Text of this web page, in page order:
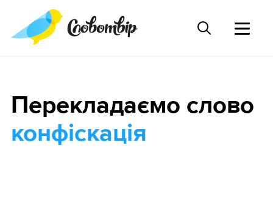
Перекладаємо слово
конфіскація